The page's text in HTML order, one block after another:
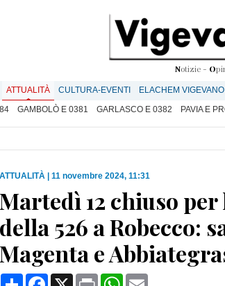
Notizie - O
ATTUALITÀ CULTURA-EVENTI ELACHEM
GAMBOLÒ E 0381 GARLASCO E 0382 PAVIA E
ATTUALITÀ 11 novembre 2024, 11:31
Martedì 12 chiuso
della 526 a Robecco:
Magenta e
CondividiFacebook
X Print WhatsApp